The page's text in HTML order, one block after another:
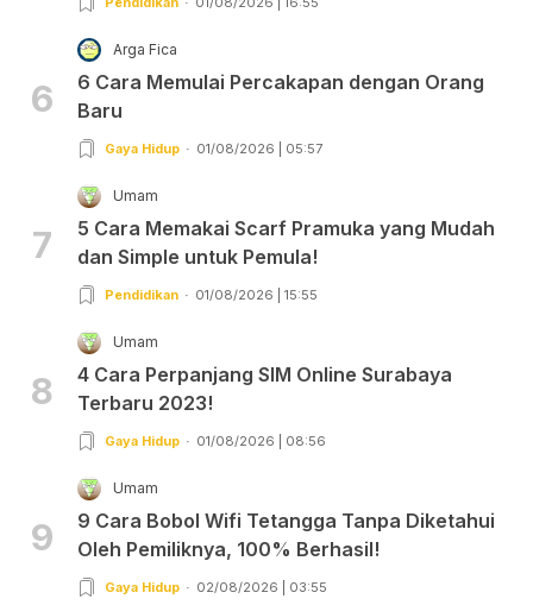
6
Arga Fica
6 Cara Memulai Percakapan dengan Orang
Baru
Gaya Hidup 01/08/2026 | 05:57
7
Umam
5 Cara Memakai Scarf Pramuka yang Mudah
dan Simple untuk Pemula!
Pendidikan 01/08/2026 | 15:55
8
Umam
4 Cara Perpanjang SIM Online Surabaya
Terbaru 2023!
Gaya Hidup 01/08/2026 | 08:56
9
Umam
9 Cara Bobol Wifi Tetangga Tanpa Diketahui
Oleh Pemiliknya, 100% Berhasil!
Gaya Hidup 02/08/2026 | 03:55